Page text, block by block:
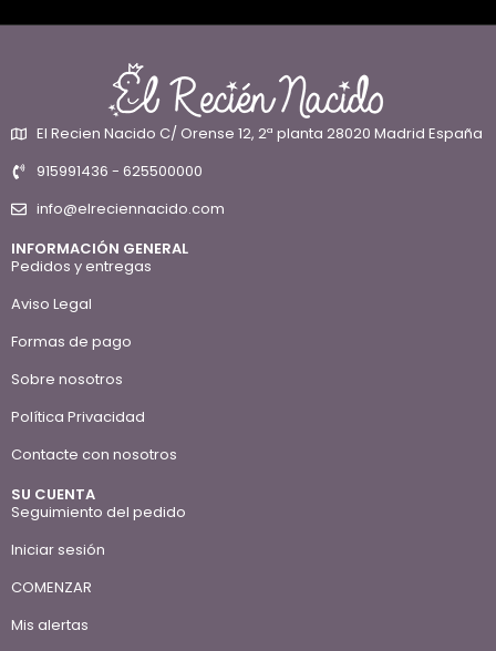
El Recien Nacido C/ Orense 12, 2ª planta 28020 Madrid España
915991436 - 625500000
info@elreciennacido.com
INFORMACIÓN GENERAL
Pedidos y entregas
Aviso Legal
Formas de pago
Sobre nosotros
Política Privacidad
Contacte con nosotros
SU CUENTA
Seguimiento del pedido
Iniciar sesión
COMENZAR
Mis alertas